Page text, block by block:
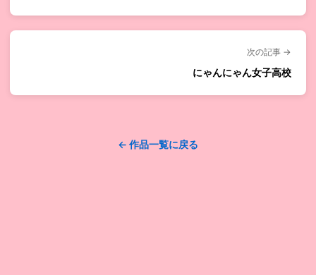
次の記事 →
にゃんにゃん女子高校
← 作品一覧に戻る